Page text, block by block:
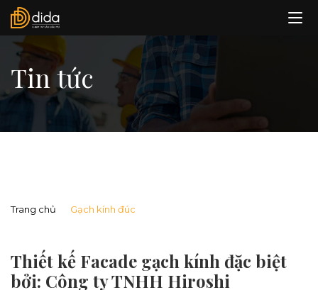
Tin tức
Trang chủ Gạch kính đúc
Thiết kế Facade gạch kính đặc biệt
bởi: Công ty TNHH Hiroshi